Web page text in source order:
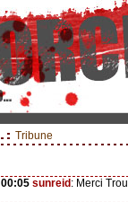
Tribune
00:05 sunreid : Merci Trou